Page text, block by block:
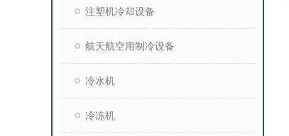
注塑机冷却设备
航天航空用制冷设备
冷水机
冷冻机